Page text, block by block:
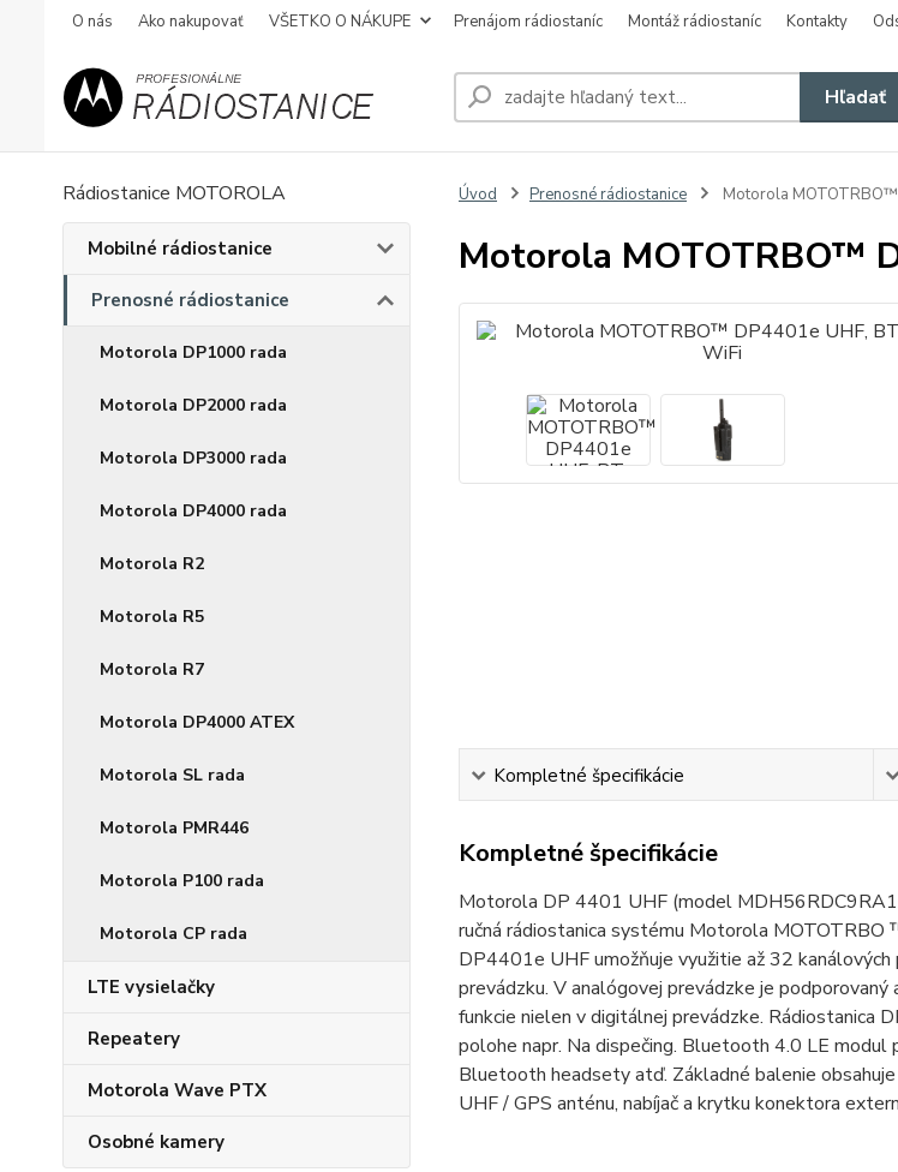
O nás Ako nakupovať VŠETKO O NÁKUPE Prenájom rádiostaníc Montáž rádiostaníc Kontakty
Hľadať
Rádiostanice MOTOROLA
Mobilné rádiostanice
Prenosné rádiostanice
Motorola DP1000 rada
Motorola DP2000 rada
Motorola DP3000 rada
Motorola DP4000 rada
Motorola R2
Motorola R5
Motorola R7
Motorola DP4000 ATEX
Motorola SL rada
Motorola PMR446
Motorola P100 rada
Motorola CP rada
LTE vysielačky
Repeatery
Motorola Wave PTX
Osobné kamery
Úvod Prenosné rádiostanice Motorola
Motorola MOTOTRBO™
Kompletné špecifikácie
Kompletné špecifikácie
Motorola DP 4401 UHF (model
ručná rádiostanica systému Motorola
DP4401e UHF umožňuje využitie až 32
prevádzku. V analógovej prevádzke je
funkcie nielen v digitálnej prevádzke. Rádiostanica
polohe napr. Na dispečing. Bluetooth 4.0 LE
Bluetooth headsety atď. Základné balenie
UHF / GPS anténu, nabíjač a krytku konektora